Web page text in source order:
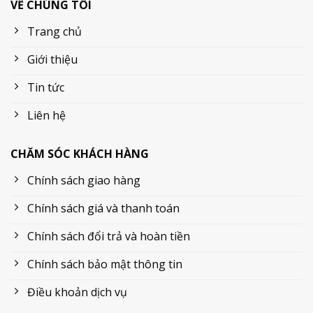
VỀ CHÚNG TÔI
Trang chủ
Giới thiệu
Tin tức
Liên hệ
CHĂM SÓC KHÁCH HÀNG
Chính sách giao hàng
Chính sách giá và thanh toán
Chính sách đổi trả và hoàn tiền
Chính sách bảo mật thông tin
Điều khoản dịch vụ